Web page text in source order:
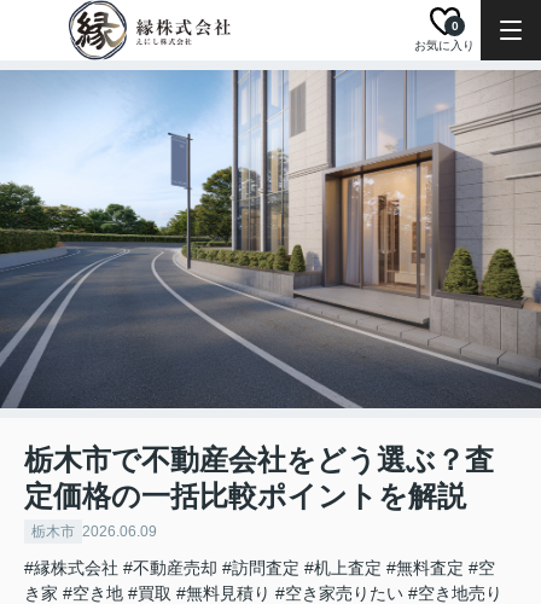
お気に入り
0
栃木市で不動産会社をどう選ぶ？査
定価格の一括比較ポイントを解説
栃木市 2026.06.09
#縁株式会社 #不動産売却 #訪問査定 #机上査定 #無料査定 #空
き家 #空き地 #買取 #無料見積り #空き家売りたい #空き地売り